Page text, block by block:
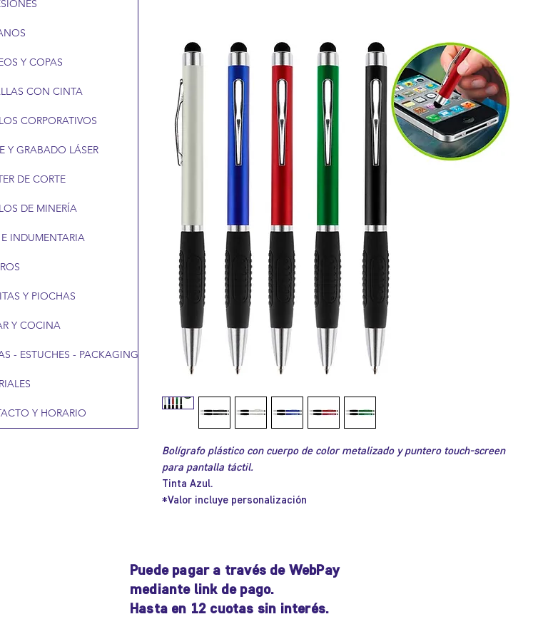
Bolígrafo plástico con cuerpo de color metalizado y puntero touch-screen
para pantalla táctil.
Tinta Azul.
*Valor incluye personalización
Y COPAS
CON CINTA
CORPORATIVOS
Y GRABADO LÁSER
DE CORTE
DE MINERÍA
INDUMENTARIA
Y PIOCHAS
Y COCINA
- ESTUCHES - PACKAGING
Y HORARIO
Puede pagar a través de WebPay
mediante link de pago.
Hasta en 12 cuotas sin interés.